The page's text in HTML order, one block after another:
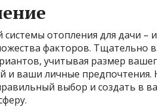
отопления для дачи –
факторов. Тщательно
учитывая размер
и ваши личные
выбор и создать в